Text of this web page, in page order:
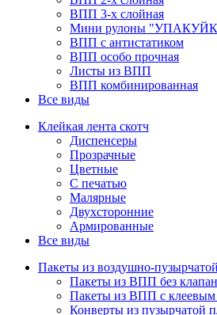
ВПП 3-х слойная
Мини рулоны
ВПП с антистатиком
ВПП особо прочная
Листы из ВПП
ВПП комбинированная
Все виды
Клейкая лента скотч
Диспенсеры
Прозрачные
Цветные
С печатью
Малярные
Двухсторонние
Армированные
Все виды
Пакеты из воздушно-
Пакеты из ВПП без
Пакеты из ВПП с клеевым
Конверты из пузырчатой